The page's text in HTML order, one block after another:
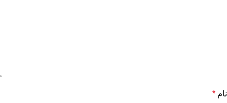
نام *